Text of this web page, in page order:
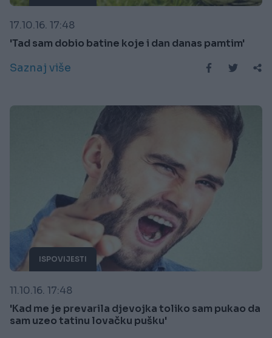
17.10.16. 17:48
'Tad sam dobio batine koje i dan danas pamtim'
Saznaj više
ISPOVIJESTI
11.10.16. 17:48
'Kad me je prevarila djevojka toliko sam pukao da
sam uzeo tatinu lovačku pušku'